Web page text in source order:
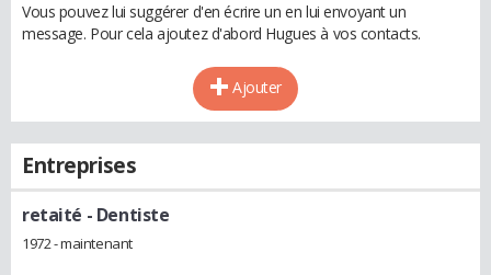
Vous pouvez lui suggérer d'en écrire un en lui envoyant un
message. Pour cela ajoutez d'abord Hugues à vos contacts.
Ajouter
Entreprises
retaité - Dentiste
1972 - maintenant